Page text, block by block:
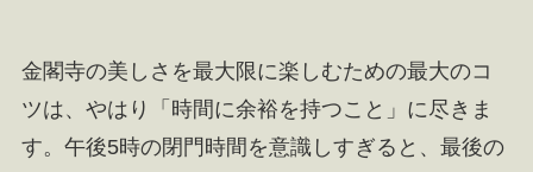
金閣寺の美しさを最大限に楽しむための最大のコ
ツは、やはり「時間に余裕を持つこと」に尽きま
す。午後5時の閉門時間を意識しすぎると、最後の